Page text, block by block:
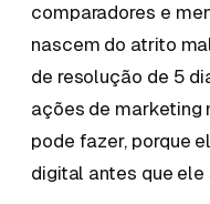
comparadores e
nascem do atrito
de resolução de 5
ações de marketing
pode fazer, porque
digital antes que ele